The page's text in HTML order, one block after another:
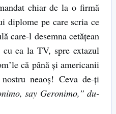
chiar de la o firmă
diplome pe care scria ce
care-l desemna cetățean
ea la TV, spre extazul
că până și americanii
neaoș! Ceva de-ți
say Geronimo,” du-